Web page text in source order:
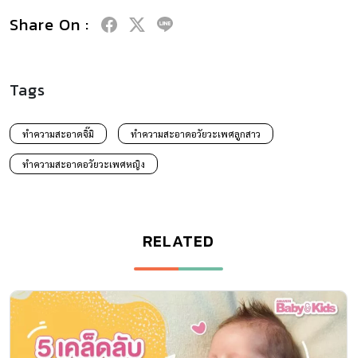
Share On :
Tags
ทำความสะอาดจิ๊มิ ทำความสะอาดอวัยวะเพศลูกสาว
ทำความสะอาดอวัยวะเพศหญิง
RELATED